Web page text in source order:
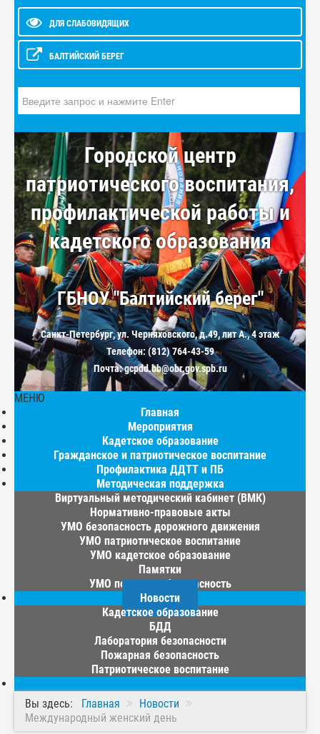
ДЛЯ СЛАБОВИДЯЩИХ
БАЛТИЙСКИЙ БЕРЕГ
Городской центр
патриотического воспитания,
профилактической работы и
кадетского образования
ГБНОУ "Балтийский берег"
Санкт-Петербург, ул. Черняховского, д.49, лит А., 4 этаж
Телефон: (812) 764-43-59
Почта: gcpdd.bb@obr.gov.spb.ru
МЕНЮ
Главная
Мероприятия
Кадетское образование
Гражданское и патриотическое воспитание
Профилактика ДДТТ и ПБ
Методическая поддержка
Виртуальный методический кабинет (ВМК)
Нормативно-правовые акты
УМО безопасность дорожного движения
УМО патриотическое воспитание
УМО кадетское образование
Памятки
УМО пожарная безопасность
Новости
Кадетское образование
БДД
Лаборатория безопасности
Пожарная безопасность
Патриотическое воспитание
Вы здесь: Главная
Новости
Международный женский день